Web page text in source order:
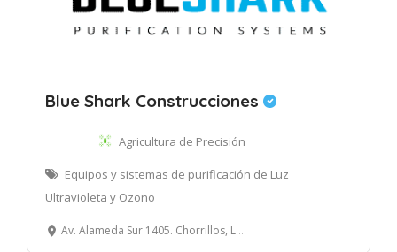
Blue Shark Construcciones
Agricultura de Precisión
Equipos y sistemas de purificación de Luz
Ultravioleta y Ozono
Av. Alameda Sur 1405. Chorrillos, Lima.